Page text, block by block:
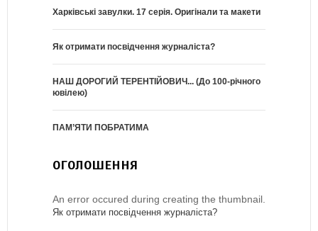
Харківські завулки. 17 серія. Оригінали та макети
Як отримати посвідчення журналіста?
НАШ ДОРОГИЙ ТЕРЕНТІЙОВИЧ... (До 100-річного
ювілею)
ПАМ’ЯТИ ПОБРАТИМА
ОГОЛОШЕННЯ
An error occured during creating the thumbnail.
Як отримати посвідчення журналіста?